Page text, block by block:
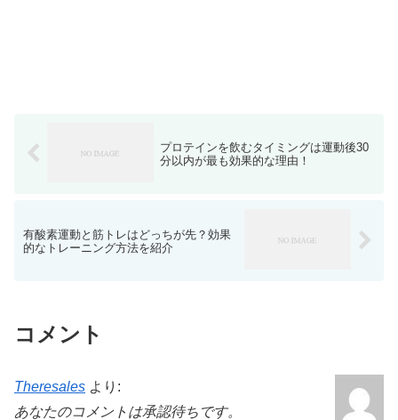
プロテインを飲むタイミングは運動後30
分以内が最も効果的な理由！
有酸素運動と筋トレはどっちが先？効果
的なトレーニング方法を紹介
コメント
Theresales より:
あなたのコメントは承認待ちです。